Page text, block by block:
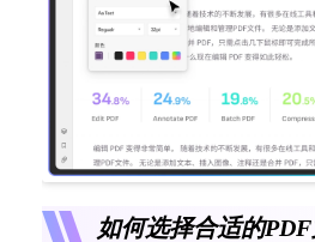
如何选择合适的